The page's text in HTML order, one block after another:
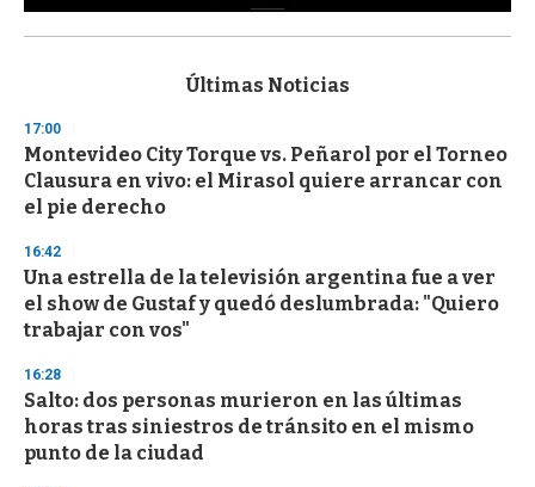
s
d
s
o
f
3
s
e
c
o
n
Últimas Noticias
17:00
Montevideo City Torque vs. Peñarol por el Torneo
Clausura en vivo: el Mirasol quiere arrancar con
el pie derecho
16:42
Una estrella de la televisión argentina fue a ver
el show de Gustaf y quedó deslumbrada: "Quiero
trabajar con vos"
16:28
Salto: dos personas murieron en las últimas
horas tras siniestros de tránsito en el mismo
punto de la ciudad